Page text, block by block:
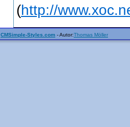
(http://
CMSimple-Styles.com - Autor:Thomas Möller